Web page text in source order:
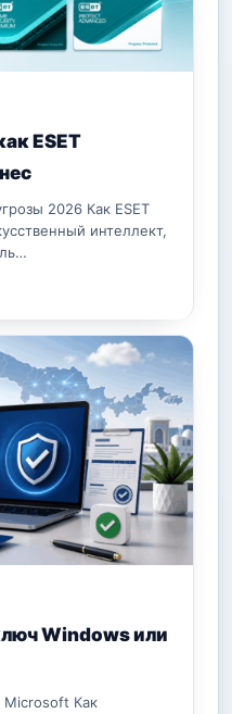
ESET
2026 Как ESET
интеллект,
Windows или
Microsoft Как